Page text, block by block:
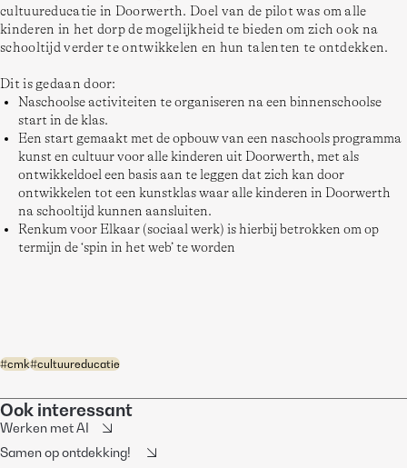
cultuureducatie in Doorwerth. Doel van de pilot was om alle
kinderen in het dorp de mogelijkheid te bieden om zich ook na
schooltijd verder te ontwikkelen en hun talenten te ontdekken.
Dit is gedaan door:
Naschoolse activiteiten te organiseren na een binnenschoolse
start in de klas.
Een start gemaakt met de opbouw van een naschools programma
kunst en cultuur voor alle kinderen uit Doorwerth, met als
ontwikkeldoel een basis aan te leggen dat zich kan door
ontwikkelen tot een kunstklas waar alle kinderen in Doorwerth
na schooltijd kunnen aansluiten.
Renkum voor Elkaar (sociaal werk) is hierbij betrokken om op
termijn de ‘spin in het web’ te worden
#cmk#cultuureducatie
Ook interessant
Werken met AI
Samen op ontdekking!